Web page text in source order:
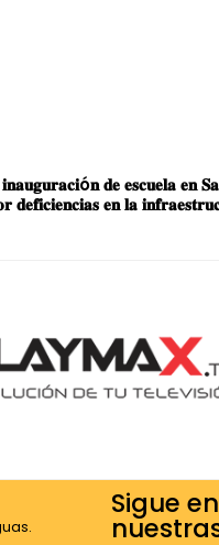
𝐝𝐞 𝐞𝐬𝐜𝐮𝐞𝐥𝐚 𝐞𝐧
𝐞𝐧 𝐥𝐚
Sigue